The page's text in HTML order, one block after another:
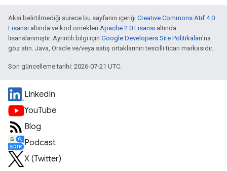
Aksi belirtilmediği sürece bu sayfanın içeriği Creative Commons Atıf 4.0
Lisansı altında ve kod örnekleri Apache 2.0 Lisansı altında
lisanslanmıştır. Ayrıntılı bilgi için Google Developers Site Politikaları'na
göz atın. Java, Oracle ve/veya satış ortaklarının tescilli ticari markasıdır.
Son güncelleme tarihi: 2026-07-21 UTC.
LinkedIn
YouTube
Blog
Podcast
X (Twitter)